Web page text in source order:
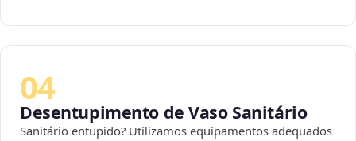
04
Desentupimento de Vaso Sanitário
Sanitário entupido? Utilizamos equipamentos adequados